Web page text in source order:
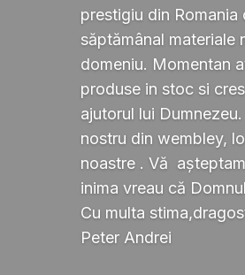
prestigiu din
săptămânal materiale
domeniu. Momentan
produse in stoc si
ajutorul lui
nostru din wembley,
noastre . Vă
inima vreau că
Cu multa
Peter Andrei